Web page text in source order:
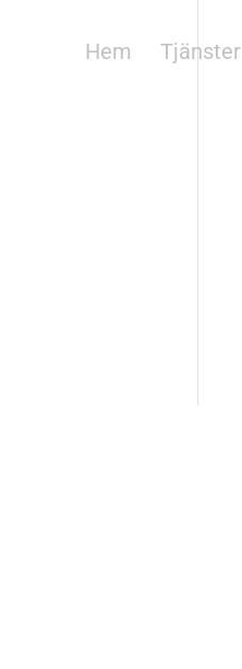
Hem Tjänster